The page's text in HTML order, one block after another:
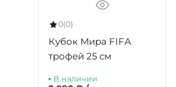
0(0)
Кубок Мира FIFA
трофей 25 см
В наличии